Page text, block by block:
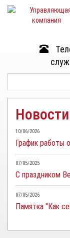
КОМПАНИИ
УСЛУГИ
ДОКУМЕНТЫ
ОТЧЕТНОСТЬ
КЛИЕНТАМ
Новости
10/06/2026
График работы
07/05/2025
С праздником
07/05/2026
Памятка "Как